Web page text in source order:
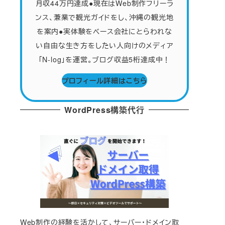
月収44万円達成●現在はWeb制作フリーラ
ンス、兼業で観光ガイドをし、沖縄の観光地
を案内●実体験をベース会社にとらわれな
い自由な生き方をしたい人向けのメディア
「N-log」を運営。ブログ収益5桁達成中！
プロフィール詳細はこちら
WordPress構築代行
Web制作の経験を活かして、サーバー・ドメイン取